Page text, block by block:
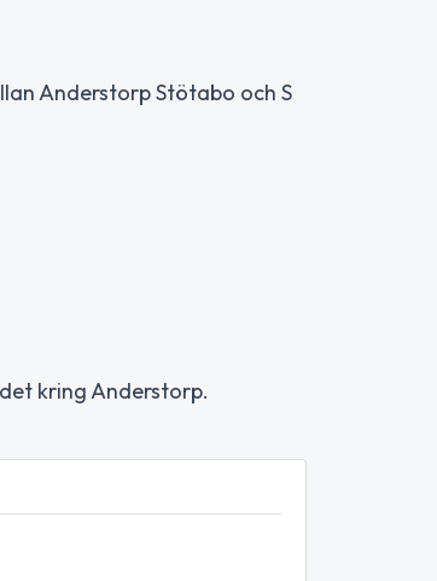
Anderstorp Stötabo och S
kring Anderstorp.